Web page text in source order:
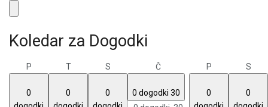
Koledar za Dogodki
P T S Č P S
0
0
0
0 dogodki 30
0
0